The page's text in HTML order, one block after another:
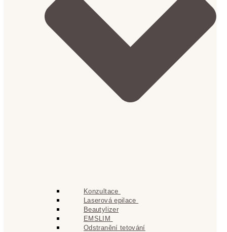
Konzultace
Laserová epilace
Beautylizer
EMSLIM
Odstranění tetování